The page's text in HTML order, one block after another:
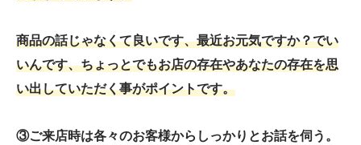
商品の話じゃなくて良いです、最近お元気ですか？でい
いんです、ちょっとでもお店の存在やあなたの存在を思
い出していただく事がポイントです。
③ご来店時は各々のお客様からしっかりとお話を伺う。